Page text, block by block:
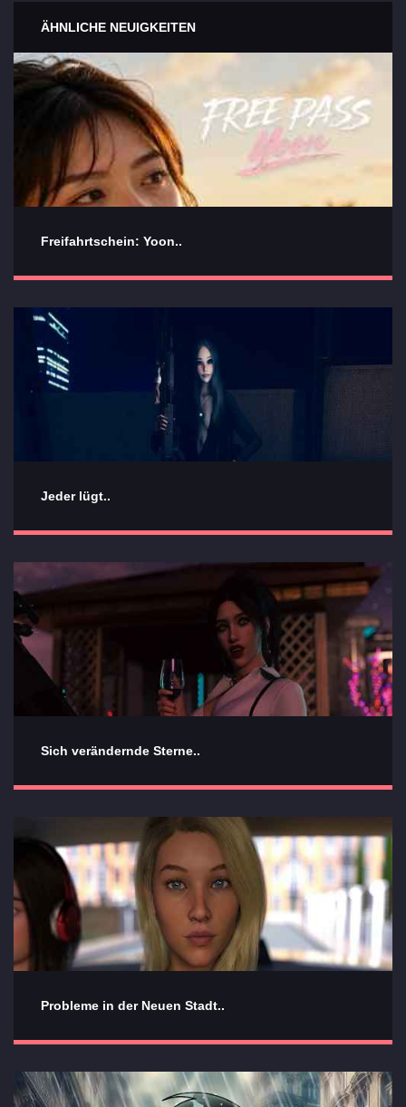
ÄHNLICHE NEUIGKEITEN
Freifahrtschein: Yoon..
Jeder lügt..
Sich verändernde Sterne..
Probleme in der Neuen Stadt..